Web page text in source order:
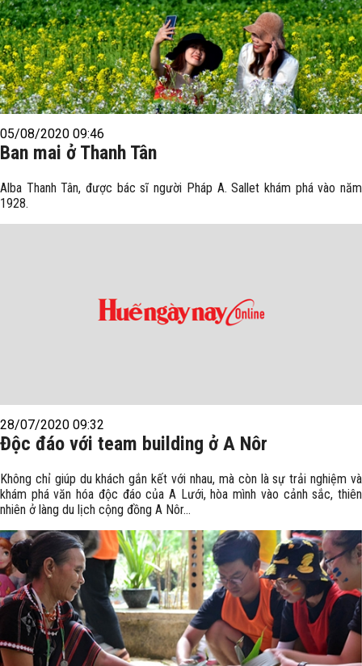
05/08/2020 09:46
Ban mai ở Thanh Tân
Alba Thanh Tân, được bác sĩ người Pháp A. Sallet khám phá vào năm
1928.
28/07/2020 09:32
Độc đáo với team building ở A Nôr
Không chỉ giúp du khách gắn kết với nhau, mà còn là sự trải nghiệm và
khám phá văn hóa độc đáo của A Lưới, hòa mình vào cảnh sắc, thiên
nhiên ở làng du lịch cộng đồng A Nôr...